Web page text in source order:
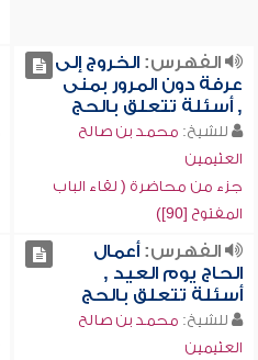
الفهرس:الخروج إلى
عرفة دون المرور بمنى
, أسئلة تتعلق بالحج
للشيخ: محمد بن صالح
العثيمين
جزء من محاضرة ( لقاء الباب
المفتوح [90])
الفهرس:أعمال
الحاج يوم العيد ,
أسئلة تتعلق بالحج
للشيخ: محمد بن صالح
العثيمين